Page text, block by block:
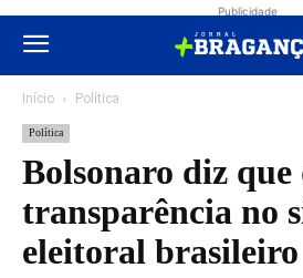
Publicidade
Início Política
Política
Bolsonaro diz que
transparência no
eleitoral brasileiro